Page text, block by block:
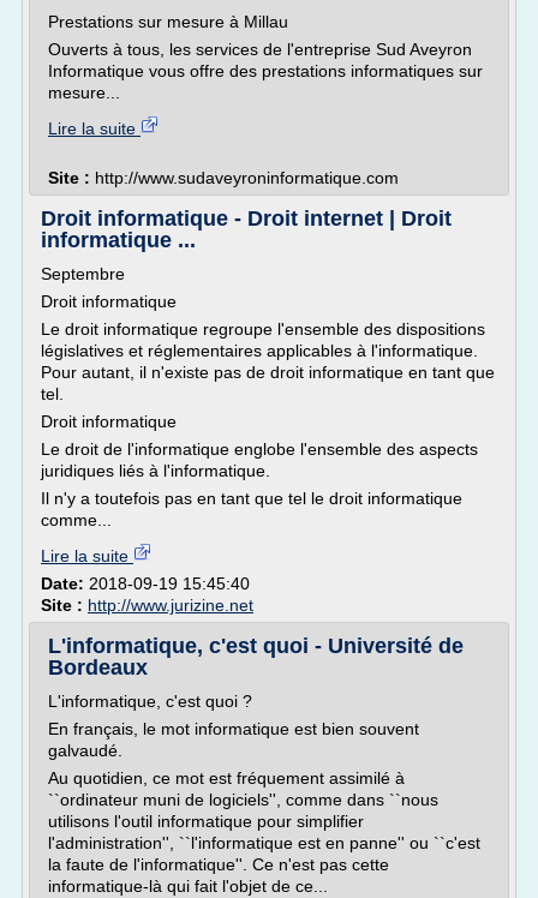
Prestations sur mesure à Millau
Ouverts à tous, les services de l'entreprise Sud Aveyron
Informatique vous offre des prestations informatiques sur
mesure...
Lire la suite
Site : http://www.sudaveyroninformatique.com
Droit informatique - Droit internet | Droit
informatique ...
Septembre
Droit informatique
Le droit informatique regroupe l'ensemble des dispositions
législatives et réglementaires applicables à l'informatique.
Pour autant, il n'existe pas de droit informatique en tant que
tel.
Droit informatique
Le droit de l'informatique englobe l'ensemble des aspects
juridiques liés à l'informatique.
Il n'y a toutefois pas en tant que tel le droit informatique
comme...
Lire la suite
Date: 2018-09-19 15:45:40
Site : http://www.jurizine.net
L'informatique, c'est quoi - Université de
Bordeaux
L'informatique, c'est quoi ?
En français, le mot informatique est bien souvent
galvaudé.
Au quotidien, ce mot est fréquement assimilé à
``ordinateur muni de logiciels'', comme dans ``nous
utilisons l'outil informatique pour simplifier
l'administration'', ``l'informatique est en panne'' ou ``c'est
la faute de l'informatique''. Ce n'est pas cette
informatique-là qui fait l'objet de ce...